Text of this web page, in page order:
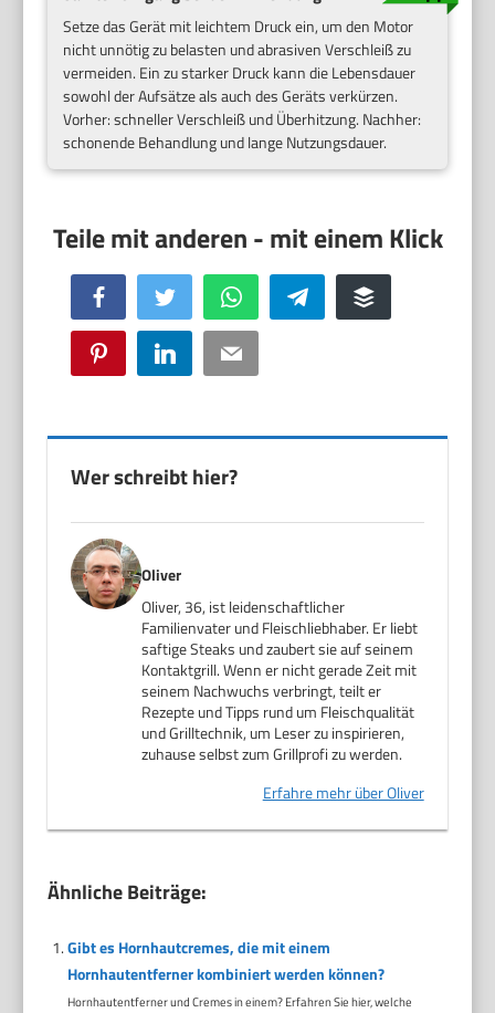
Setze das Gerät mit leichtem Druck ein, um den Motor
nicht unnötig zu belasten und abrasiven Verschleiß zu
vermeiden. Ein zu starker Druck kann die Lebensdauer
sowohl der Aufsätze als auch des Geräts verkürzen.
Vorher: schneller Verschleiß und Überhitzung. Nachher:
schonende Behandlung und lange Nutzungsdauer.
Facebook Twitter WhatsApp Telegram Buffer
Pinterest LinkedIn Email
Wer schreibt hier?
Oliver
Oliver, 36, ist leidenschaftlicher
Familienvater und Fleischliebhaber. Er liebt
saftige Steaks und zaubert sie auf seinem
Kontaktgrill. Wenn er nicht gerade Zeit mit
seinem Nachwuchs verbringt, teilt er
Rezepte und Tipps rund um Fleischqualität
und Grilltechnik, um Leser zu inspirieren,
zuhause selbst zum Grillprofi zu werden.
Erfahre mehr über Oliver
Ähnliche Beiträge:
Gibt es Hornhautcremes, die mit einem
Hornhautentferner kombiniert werden können?
Hornhautentferner und Cremes in einem? Erfahren Sie hier, welche